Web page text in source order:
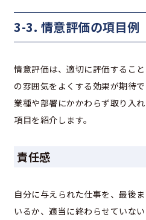
3-3. 情意評価の項目例
情意評価は、適切に評価するこ
の雰囲気をよくする効果が期待
業種や部署にかかわらず取り入
項目を紹介します。
責任感
自分に与えられた仕事を、最後
いるか、適当に終わらせていな